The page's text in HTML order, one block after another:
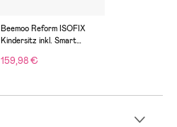
Beemoo Reform ISOFIX
Kindersitz inkl. Smart
159,98 €